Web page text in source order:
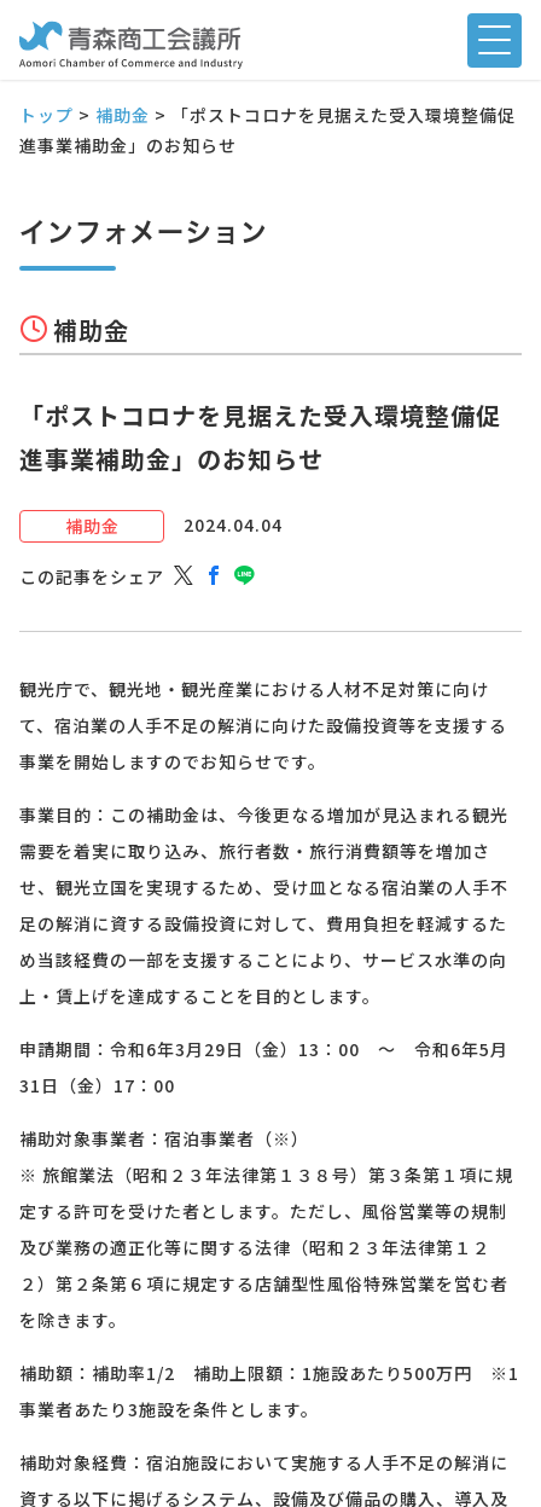
トップ > 補助金 >
「ポストコロナを見据えた受入環境整備促
進事業補助金」のお知らせ
インフォメーション
補助金
「ポストコロナを見据えた受入環境整備促
進事業補助金」のお知らせ
補助金 2024.04.04
この記事をシェア
観光庁で、観光地・観光産業における人材不足対策に向け
て、宿泊業の人手不足の解消に向けた設備投資等を支援する
事業を開始しますのでお知らせです。
事業目的：この補助金は、今後更なる増加が見込まれる観光
需要を着実に取り込み、旅行者数・旅行消費額等を増加さ
せ、観光立国を実現するため、受け皿となる宿泊業の人手不
足の解消に資する設備投資に対して、費用負担を軽減するた
め当該経費の一部を支援することにより、サービス水準の向
上・賃上げを達成することを目的とします。
申請期間：令和6年3月29日（金）13：00 ～ 令和6年5月
31日（金）17：00
補助対象事業者：宿泊事業者（※）
※ 旅館業法（昭和２３年法律第１３８号）第３条第１項に規
定する許可を受けた者とします。ただし、風俗営業等の規制
及び業務の適正化等に関する法律（昭和２３年法律第１２
２）第２条第６項に規定する店舗型性風俗特殊営業を営む者
を除きます。
補助額：補助率1/2 補助上限額：1施設あたり500万円 ※1
事業者あたり3施設を条件とします。
補助対象経費：宿泊施設において実施する人手不足の解消に
資する以下に掲げるシステム、設備及び備品の購入、導入及